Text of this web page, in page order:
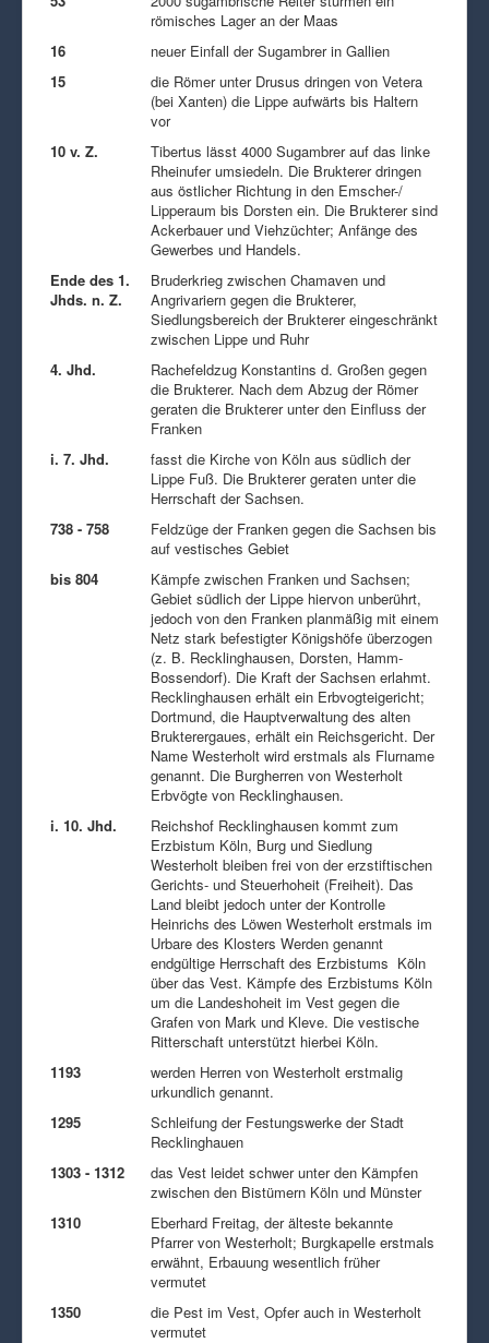
römisches Lager an der Maas
16
neuer Einfall der Sugambrer in Gallien
15
die Römer unter Drusus dringen von Vetera
(bei Xanten) die Lippe aufwärts bis Haltern
vor
10 v. Z.
Tibertus lässt 4000 Sugambrer auf das linke
Rheinufer umsiedeln. Die Brukterer dringen
aus östlicher Richtung in den Emscher-/
Lipperaum bis Dorsten ein. Die Brukterer sind
Ackerbauer und Viehzüchter; Anfänge des
Gewerbes und Handels.
Ende des 1.
Jhds. n. Z.
Bruderkrieg zwischen Chamaven und
Angrivariern gegen die Brukterer,
Siedlungsbereich der Brukterer eingeschränkt
zwischen Lippe und Ruhr
4. Jhd.
Rachefeldzug Konstantins d. Großen gegen
die Brukterer. Nach dem Abzug der Römer
geraten die Brukterer unter den Einfluss der
Franken
i. 7. Jhd.
fasst die Kirche von Köln aus südlich der
Lippe Fuß. Die Brukterer geraten unter die
Herrschaft der Sachsen.
738 - 758
Feldzüge der Franken gegen die Sachsen bis
auf vestisches Gebiet
bis 804
Kämpfe zwischen Franken und Sachsen;
Gebiet südlich der Lippe hiervon unberührt,
jedoch von den Franken planmäßig mit einem
Netz stark befestigter Königshöfe überzogen
(z. B. Recklinghausen, Dorsten, Hamm-
Bossendorf). Die Kraft der Sachsen erlahmt.
Recklinghausen erhält ein Erbvogteigericht;
Dortmund, die Hauptverwaltung des alten
Brukterergaues, erhält ein Reichsgericht. Der
Name Westerholt wird erstmals als Flurname
genannt. Die Burgherren von Westerholt
Erbvögte von Recklinghausen.
i. 10. Jhd.
Reichshof Recklinghausen kommt zum
Erzbistum Köln, Burg und Siedlung
Westerholt bleiben frei von der erzstiftischen
Gerichts- und Steuerhoheit (Freiheit). Das
Land bleibt jedoch unter der Kontrolle
Heinrichs des Löwen Westerholt erstmals im
Urbare des Klosters Werden genannt
endgültige Herrschaft des Erzbistums Köln
über das Vest. Kämpfe des Erzbistums Köln
um die Landeshoheit im Vest gegen die
Grafen von Mark und Kleve. Die vestische
Ritterschaft unterstützt hierbei Köln.
1193
werden Herren von Westerholt erstmalig
urkundlich genannt.
1295
Schleifung der Festungswerke der Stadt
Recklinghauen
1303 - 1312
das Vest leidet schwer unter den Kämpfen
zwischen den Bistümern Köln und Münster
1310
Eberhard Freitag, der älteste bekannte
Pfarrer von Westerholt; Burgkapelle erstmals
erwähnt, Erbauung wesentlich früher
vermutet
1350
die Pest im Vest, Opfer auch in Westerholt
vermutet